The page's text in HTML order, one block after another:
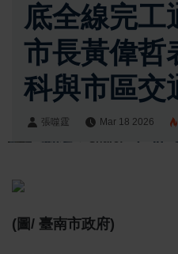
底全線完
市長黃偉哲
科與市區交
張噬霆 Mar 18 2026
(圖/ 臺南市政府)